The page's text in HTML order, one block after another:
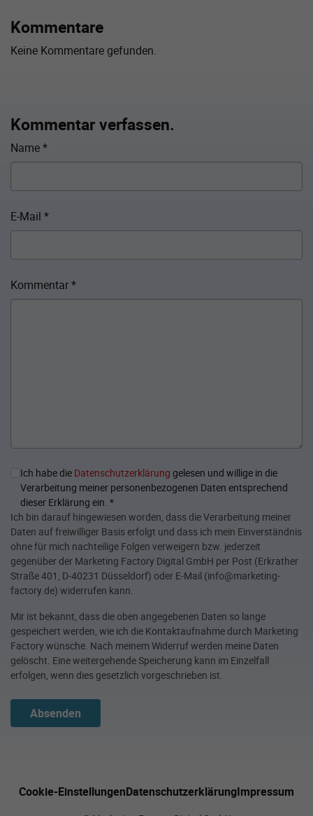
Kommentare
Keine Kommentare gefunden.
Kommentar verfassen.
Name*
E-Mail *
Kommentar*
Ich habe die Datenschutzerklärung gelesen und willige in die
Verarbeitung meiner personenbezogenen Daten entsprechend
dieser Erklärung ein. *
Ich bin darauf hingewiesen worden, dass die Verarbeitung meiner
Daten auf freiwilliger Basis erfolgt und dass ich mein Einverständnis
ohne für mich nachteilige Folgen verweigern bzw. jederzeit
gegenüber der Marketing Factory Digital GmbH per Post (Erkrather
Straße 401, D-40231 Düsseldorf) oder E-Mail (info@marketing-
factory.de) widerrufen kann.
Mir ist bekannt, dass die oben angegebenen Daten so lange
gespeichert werden, wie ich die Kontaktaufnahme durch Marketing
Factory wünsche. Nach meinem Widerruf werden meine Daten
gelöscht. Eine weitergehende Speicherung kann im Einzelfall
erfolgen, wenn dies gesetzlich vorgeschrieben ist.
Absenden
Cookie-EinstellungenDatenschutzerklärungImpressum